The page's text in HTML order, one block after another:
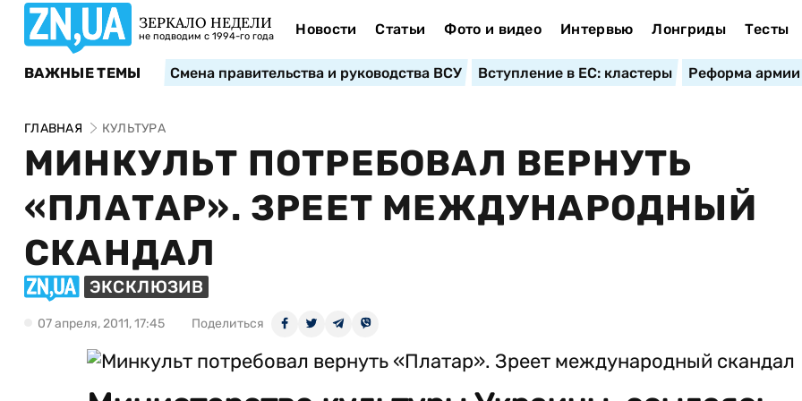
ЗЕРКАЛО НЕДЕЛИ
не подводим с 1994-го года Новости Статьи Фото и видео Интервью Лонгриды Тесты
ВАЖНЫЕ ТЕМЫ Смена правительства и руководства ВСУ Вступление в ЕС: кластеры Реформа армии
ГЛАВНАЯ КУЛЬТУРА
МИНКУЛЬТ ПОТРЕБОВАЛ ВЕРНУТЬ
«ПЛАТАР». ЗРЕЕТ МЕЖДУНАРОДНЫЙ
СКАНДАЛ
ЭКСКЛЮЗИВ
07 апреля, 2011, 17:45 Поделиться